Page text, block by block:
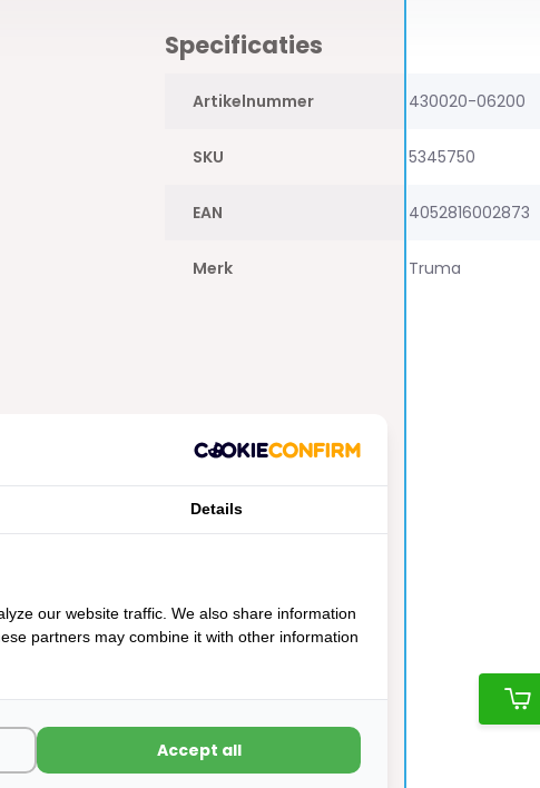
Specificaties
Artikelnummer 430020-06200
SKU 5345750
EAN 4052816002873
Merk Truma
14:00u besteld, zelfde dag verstuurd
Details
our website traffic. We also share information
partners may combine it with other information
Accept all